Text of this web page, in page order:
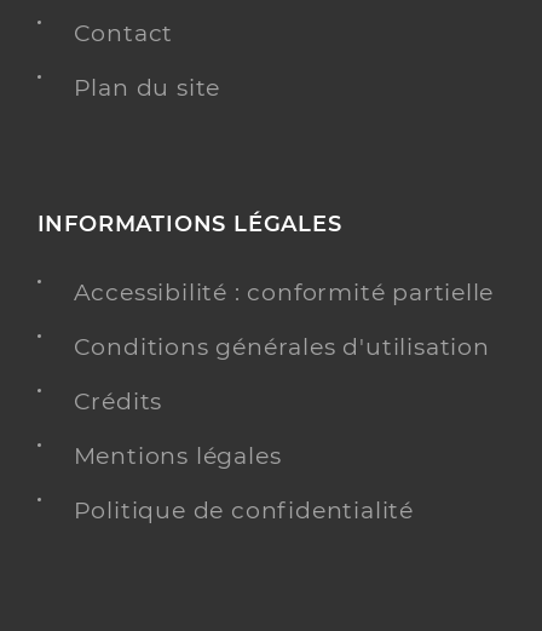
Contact
Plan du site
INFORMATIONS LÉGALES
Accessibilité : conformité partielle
Conditions générales d'utilisation
Crédits
Mentions légales
Politique de confidentialité